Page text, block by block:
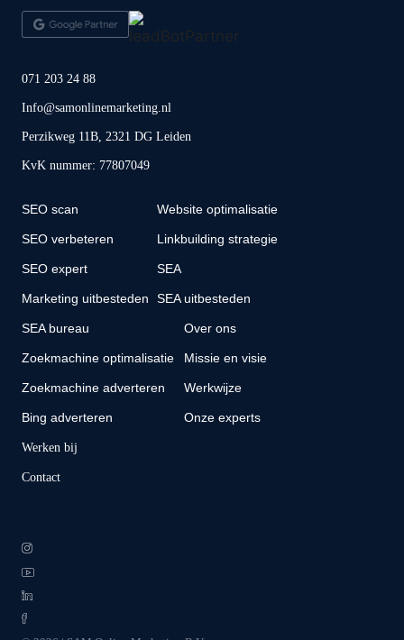
071 203 24 88
Info@samonlinemarketing.nl
Perzikweg 11B, 2321 DG Leiden
KvK nummer: 77807049
SEO scan
SEO verbeteren
SEO expert
Marketing uitbesteden
Website optimalisatie
Linkbuilding strategie
SEA
SEA uitbesteden
SEA bureau
Zoekmachine optimalisatie
Zoekmachine adverteren
Bing adverteren
Over ons
Missie en visie
Werkwijze
Onze experts
Werken bij
Contact